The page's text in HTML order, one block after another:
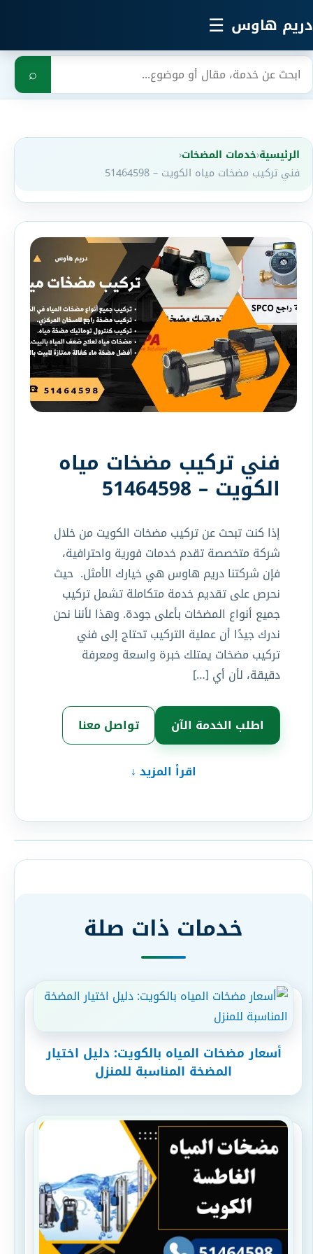
دريم هاوس ☰
بحث ⌕
الرئيسية‹خدمات المضخات‹
فني تركيب مضخات مياه الكويت – 51464598
فني تركيب مضخات مياه
الكويت – 51464598
إذا كنت تبحث عن تركيب مضخات الكويت من خلال
شركة متخصصة تقدم خدمات فورية واحترافية،
فإن شركتنا دريم هاوس هي خيارك الأمثل. حيث
نحرص على تقديم خدمة متكاملة تشمل تركيب
جميع أنواع المضخات بأعلى جودة. وهذا لأننا نحن
ندرك جيدًا أن عملية التركيب تحتاج إلى فني
تركيب مضخات يمتلك خبرة واسعة ومعرفة
دقيقة، لأن أي […]
اطلب الخدمة الآن تواصل معنا
اقرأ المزيد ↓
خدمات ذات صلة
أسعار مضخات المياه بالكويت: دليل اختيار
المضخة المناسبة للمنزل